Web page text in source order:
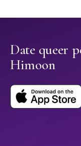
Date queer
Himoon